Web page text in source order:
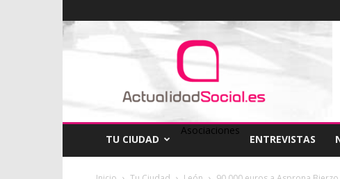
ActualidadSocial
TU CIUDAD
Asociaciones
ENTREVISTAS